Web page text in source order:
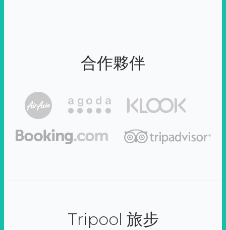
合作夥伴
Tripool 旅步